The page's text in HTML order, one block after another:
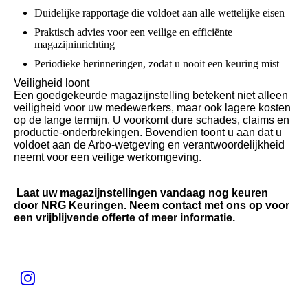
Duidelijke rapportage die voldoet aan alle wettelijke eisen
Praktisch advies voor een veilige en efficiënte
magazijninrichting
Periodieke herinneringen, zodat u nooit een keuring mist
Veiligheid loont
Een goedgekeurde magazijnstelling betekent niet alleen
veiligheid voor uw medewerkers, maar ook lagere kosten
op de lange termijn. U voorkomt dure schades, claims en
productie-onderbrekingen. Bovendien toont u aan dat u
voldoet aan de Arbo-wetgeving en verantwoordelijkheid
neemt voor een veilige werkomgeving.
Laat uw magazijnstellingen vandaag nog keuren
door NRG Keuringen. Neem contact met ons op voor
een vrijblijvende offerte of meer informatie.